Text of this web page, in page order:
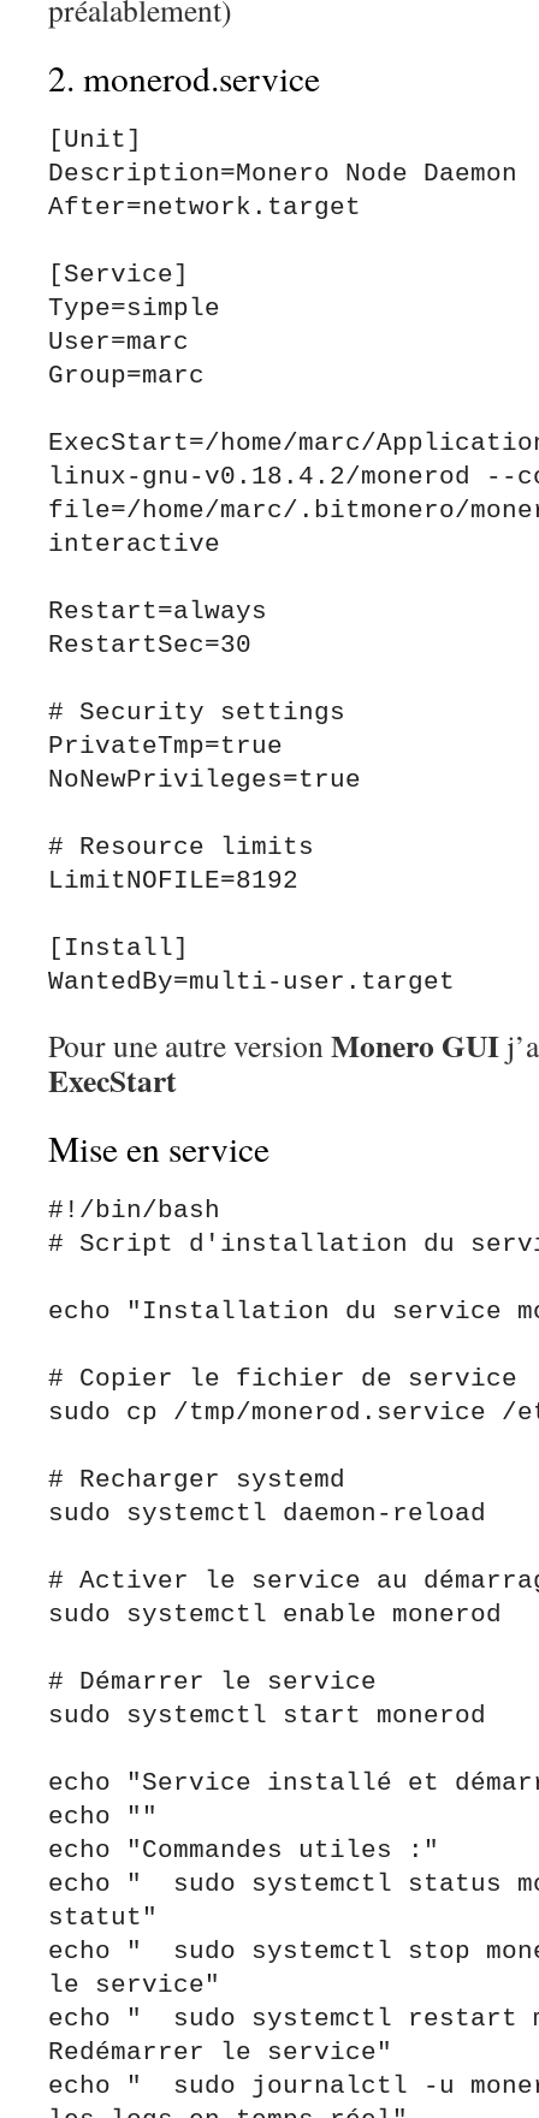
préalablement)
2. monerod.service
[Unit]
Description=Monero Node Daemon
After=network.target
[Service]
Type=simple
User=marc
Group=marc
ExecStart=/home/marc/
linux-gnu-v0.18.4.2/monerod --
file=/home/marc/.bitmonero/
interactive
Restart=always
RestartSec=30
# Security settings
PrivateTmp=true
NoNewPrivileges=true
# Resource limits
LimitNOFILE=8192
[Install]
Pour une autre versionMonero GUI
ExecStart
Mise en service
#!/bin/bash
# Script d'installation du
echo "Installation du service
# Copier le fichier de service
sudo cp /tmp/monerod.service /
# Recharger systemd
sudo systemctl daemon-reload
# Activer le service au
sudo systemctl enable monerod
# Démarrer le service
sudo systemctl start monerod
echo "Service installé et
echo ""
echo "Commandes utiles :"
echo "  sudo systemctl status
statut"
echo "  sudo systemctl stop
le service"
echo "  sudo systemctl restart
Redémarrer le service"
echo "  sudo journalctl -u